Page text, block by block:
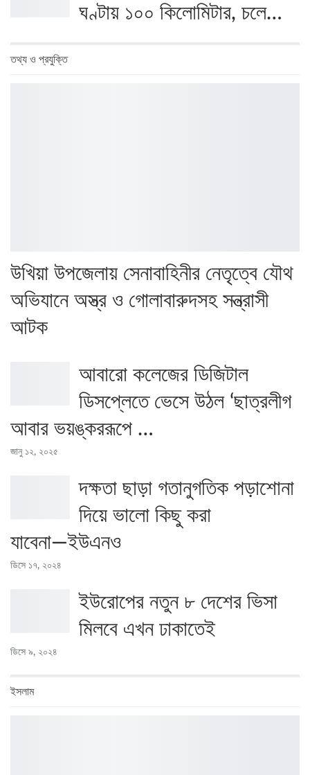
ঘণ্টায় ১০০ কিলোমিটার, চলে…
তথ্য ও প্রযুক্তি
উখিয়া উপজেলায় সেনাবাহিনীর নেতৃত্বে যৌথ
অভিযানে অস্ত্র ও গোলাবারুদসহ সন্ত্রাসী
আটক
আবারো কলেজের ডিজিটাল
ডিসপ্লেতে ভেসে উঠল ‘ছাত্রলীগ
আবার ভয়ঙ্কররূপে …
জানু ১২, ২০২৫
দক্ষতা ছাড়া গতানুগতিক পড়াশোনা
দিয়ে ভালো কিছু করা
যাবেনা―ইউএনও
ডিসে ১৭, ২০২৪
ইউরোপের নতুন ৮ দেশের ভিসা
মিলবে এখন ঢাকাতেই
ডিসে ৯, ২০২৪
ইসলাম